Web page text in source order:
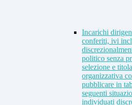
Incarichi
conferiti, ivi
politico senza
selezione e
organizzativa
pubblicare in
seguenti
individuati